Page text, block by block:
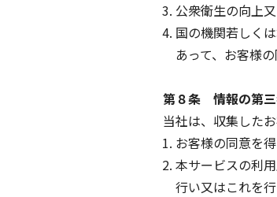
公衆衛生の向上
国の機関若しく
あって、お客様
第８条 情報の第
当社は、収集した
お客様の同意を
本サービスの利
行い又はこれを